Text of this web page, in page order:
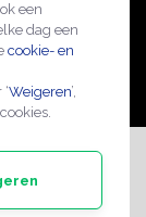
een
dag een
cookie- en
Weigeren’,